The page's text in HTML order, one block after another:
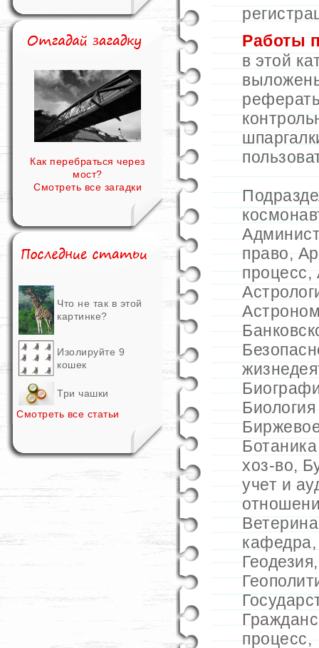
Как перебраться через
мост?
Смотреть все загадки
Что не так в этой
картинке?
Изолируйте 9
кошек
Три чашки
Смотреть все статьи
Работы
в этой
право,
процесс,
хоз-во,
учет и
кафедра
Геодезия
процесс,